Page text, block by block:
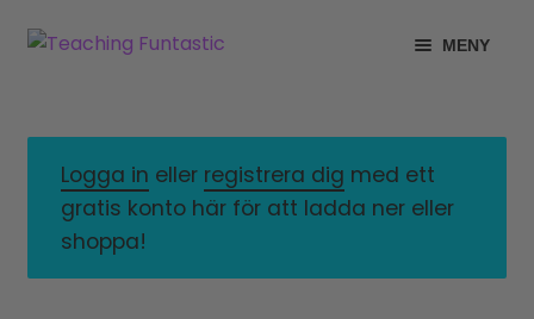
Hoppa
Gå
MENY
UNDERMENY
GRATISMATERIAL
BUTIK
Logga in eller registrera dig med ett
gratis konto här för att ladda ner eller
shoppa!